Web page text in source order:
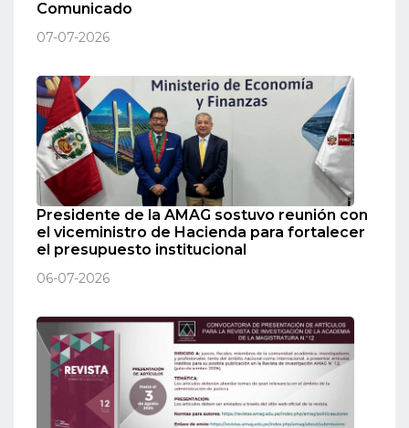
Comunicado
07-07-2026
Presidente de la AMAG sostuvo reunión con
el viceministro de Hacienda para fortalecer
el presupuesto institucional
06-07-2026